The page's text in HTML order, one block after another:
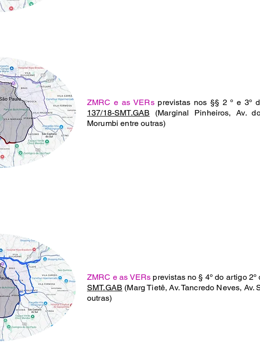
ZMRC e as VERsprevistas nos §§ 2 º e 3º
137/18-SMT.GAB (Marginal Pinheiros, Av.
Morumbi entre outras)
ZMRC e as VERs previstas no § 4º do artigo 2º
SMT.GAB (Marg Tietê, Av. Tancredo Neves, Av.
outras)